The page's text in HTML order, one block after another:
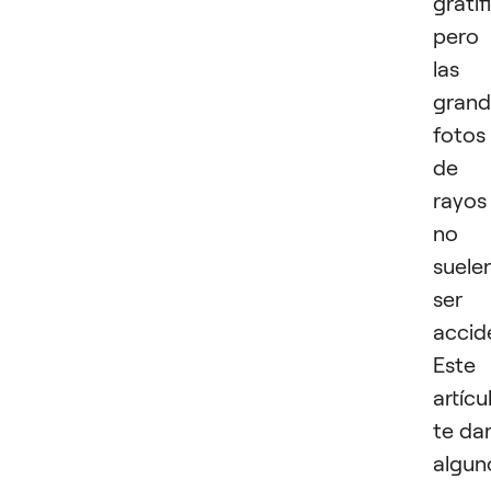
pero
las
fotos
de
rayos
no
ser
Este
te